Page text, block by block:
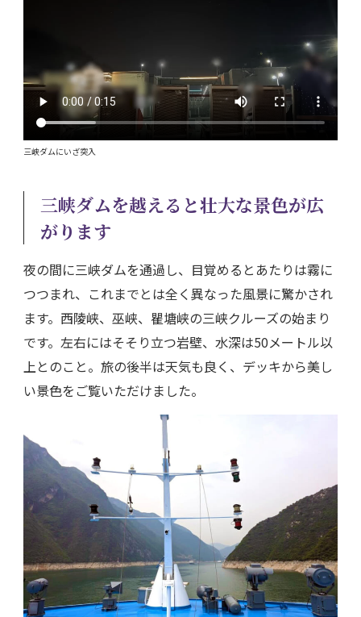
三峡ダムにいざ突入
三峡ダムを越えると壮大な景色が広
がります
夜の間に三峡ダムを通過し、目覚めるとあたりは霧に
つつまれ、これまでとは全く異なった風景に驚かされ
ます。西陵峡、巫峡、瞿塘峡の三峡クルーズの始まり
です。左右にはそそり立つ岩壁、水深は50メートル以
上とのこと。旅の後半は天気も良く、デッキから美し
い景色をご覧いただけました。